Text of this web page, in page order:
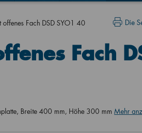
Die
Fach DSD SYO1 40
Fach
Breite 400 mm, Höhe 300 mm Mehr